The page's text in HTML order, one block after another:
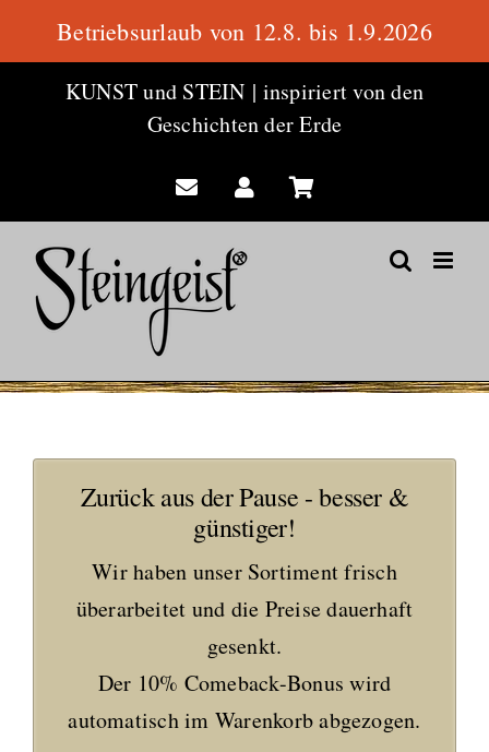
KUNST und STEIN | inspiriert von den
Geschichten der Erde
Zurück aus der Pause - besser &
günstiger!
Wir haben unser Sortiment frisch
überarbeitet und die Preise dauerhaft
gesenkt.
Der 10% Comeback-Bonus wird
automatisch im Warenkorb abgezogen.
Betriebsurlaub von 12.8. bis 1.9.2026